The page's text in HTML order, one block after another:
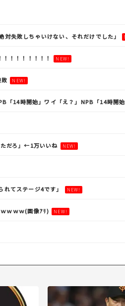
失敗しちゃいけない、それだけでした」
！！！！！！！ NEW!
NEW!
「14時開始」ワイ「え？」NPB「14時開始
ただろ」←1万いいね NEW!
てステージ4です」 NEW!
ｗｗｗ(画像ｱﾘ) NEW!